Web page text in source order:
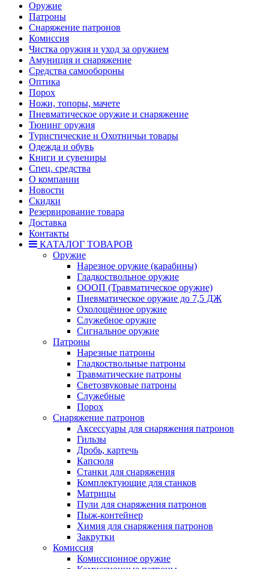
Оружие
Патроны
Снаряжение патронов
Комиссия
Чистка оружия и уход за оружием
Амуниция и снаряжение
Средства самообороны
Оптика
Порох
Ножи, топоры, мачете
Пневматическое оружие и снаряжение
Тюнинг оружия
Туристические и Охотничьи товары
Одежда и обувь
Книги и сувениры
Спец. средства
О компании
Новости
Скидки
Резервирование товара
Доставка
Контакты
КАТАЛОГ ТОВАРОВ
Оружие
Нарезное оружие (карабины)
Гладкоствольное оружие
ОООП (Травматическое оружие)
Пневматическое оружие до 7,5 ДЖ
Охолощённое оружие
Служебное оружие
Сигнальное оружие
Патроны
Нарезные патроны
Гладкоствольные патроны
Травматические патроны
Светозвуковые патроны
Служебные
Порох
Снаряжение патронов
Аксессуары для снаряжения патронов
Гильзы
Дробь, картечь
Капсюля
Станки для снаряжения
Комплектующие для станков
Матрицы
Пули для снаряжения патронов
Пыж-контейнер
Химия для снаряжения патронов
Закрутки
Комиссия
Комиссионное оружие